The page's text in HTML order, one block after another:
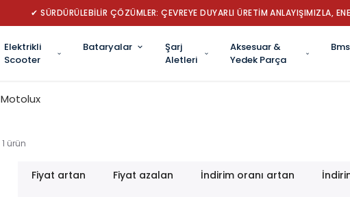
✔ SÜRDÜRÜLEBİLİR ÇÖZÜMLER: ÇEVREYE DUYARLI ÜRETİM ANLAYIŞIMIZLA,
Elektrikli
Scooter
Bataryalar
Şarj
Aletleri
Aksesuar &
Yedek Parça
Motolux
1 ürün
Fiyat artan Fiyat azalan İndirim oranı artan